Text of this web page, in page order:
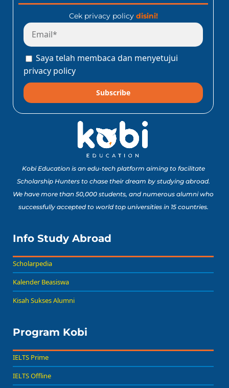
Cek privacy policy disini!
Saya telah membaca dan menyetujui
privacy policy
Subscribe
Kobi Education is an edu-tech platform aiming to facilitate
Scholarship Hunters to chase their dream by studying abroad.
We have more than 50,000 students, and numerous alumni who
successfully accepted to world top universities in 15 countries.
Info Study Abroad
Scholarpedia
Kalender Beasiswa
Kisah Sukses Alumni
Program Kobi
IELTS Prime
IELTS Offline